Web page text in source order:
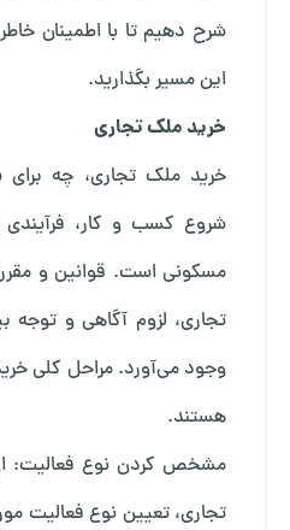
شرح دهیم تا با اطمینان
این مسیر بگذارید.
خرید ملک تجاری
خرید ملک تجاری، چه برای
شروع کسب و کار، فرآیندی
مسکونی است. قوانین و
تجاری، لزوم آگاهی و توجه
وجود می‌آورد. مراحل کلی
هستند.
مشخص کردن نوع فعالیت:
تجاری، تعیین نوع فعالیت